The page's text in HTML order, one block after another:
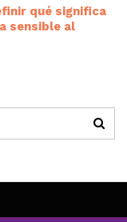
qué significa
sensible al